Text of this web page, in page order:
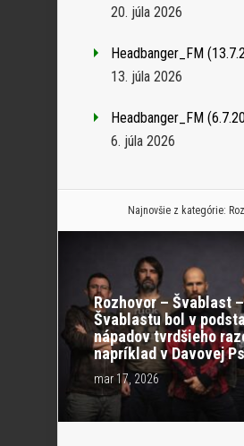
20. júla 2026
Headbanger_FM
13. júla 2026
Headbanger_FM
6. júla 2026
Najnovšie z kategórie:
Rozhovor – Švablast
Švablastu bol v
nápadov tvrdšieho
napríklad v Davovej
mar 17, 2026